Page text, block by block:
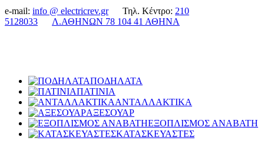
e-mail: info @ electricrev.grΤηλ. Κέντρο: 210
5128033
Λ.ΑΘΗΝΩΝ 78 104 41 ΑΘΗΝΑ
ΠΟΔΗΛΑΤΑ
ΠΑΤΙΝΙΑ
ΑΝΤΑΛΛΑΚΤΙΚΑ
ΑΞΕΣΟΥΑΡ
ΕΞΟΠΛΙΣΜΟΣ ΑΝΑΒΑΤΗ
ΚΑΤΑΣΚΕΥΑΣΤΕΣ